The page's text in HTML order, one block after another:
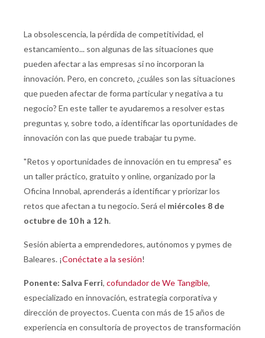
La obsolescencia, la pérdida de competitividad, el
estancamiento... son algunas de las situaciones que
pueden afectar a las empresas si no incorporan la
innovación. Pero, en concreto, ¿cuáles son las situaciones
que pueden afectar de forma particular y negativa a tu
negocio? En este taller te ayudaremos a resolver estas
preguntas y, sobre todo, a identificar las oportunidades de
innovación con las que puede trabajar tu pyme.
"Retos y oportunidades de innovación en tu empresa" es
un taller práctico, gratuito y online, organizado por la
Oficina Innobal, aprenderás a identificar y priorizar los
retos que afectan a tu negocio. Será el miércoles 8 de
octubre de 10 h a 12 h.
Sesión abierta a emprendedores, autónomos y pymes de
Baleares. ¡Conéctate a la sesión!
Ponente: Salva Ferri, cofundador de We Tangible,
especializado en innovación, estrategia corporativa y
dirección de proyectos. Cuenta con más de 15 años de
experiencia en consultoría de proyectos de transformación